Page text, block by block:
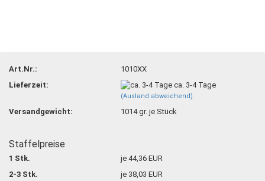
Art.Nr.:
1010XX
Lieferzeit:
ca. 3-4 Tage
(Ausland abweichend)
Versandgewicht: 1014gr. je Stück
Staffelpreise
1 Stk.
je 44,36 EUR
2-3 Stk.
je 38,03 EUR